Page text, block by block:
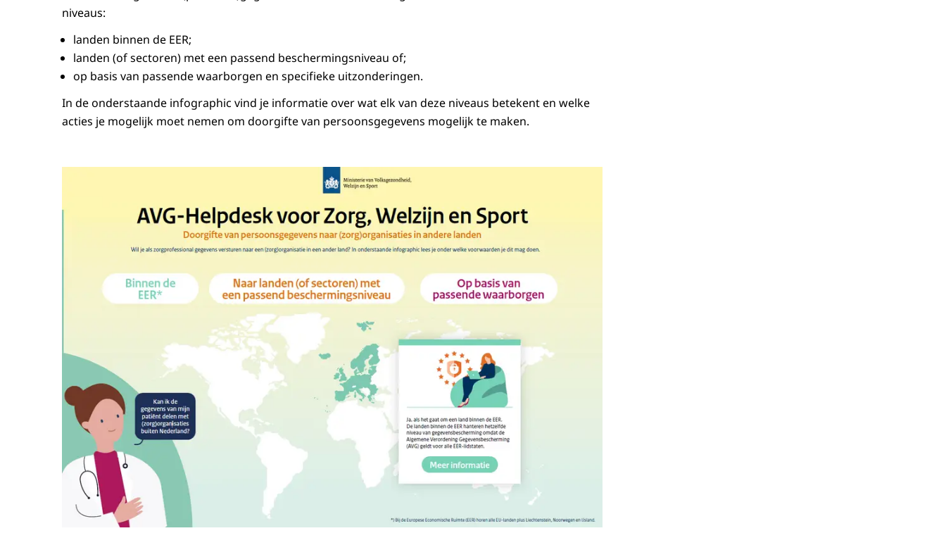
niveaus:
landen binnen de EER;
landen (of sectoren) met een passend beschermingsniveau of;
op basis van passende waarborgen en specifieke uitzonderingen.
In de onderstaande infographic vind je informatie over wat elk van deze niveaus betekent en welke
acties je mogelijk moet nemen om doorgifte van persoonsgegevens mogelijk te maken.